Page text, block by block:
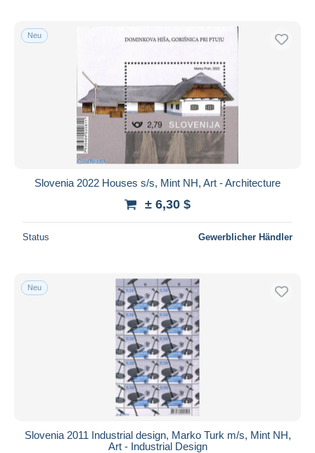
Neu
Slovenia 2022 Houses s/s, Mint NH, Art - Architecture
± 6,30 $
Status Gewerblicher Händler
Neu
Slovenia 2011 Industrial design, Marko Turk m/s, Mint NH,
Art - Industrial Design